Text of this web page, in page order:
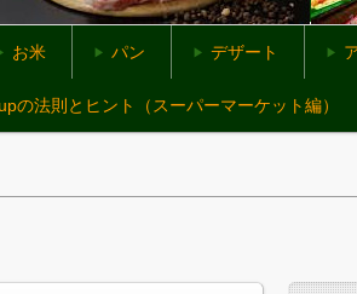
お米 パン デザート
の法則とヒント（スーパーマーケット編）